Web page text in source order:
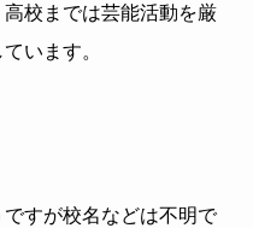
校までは芸能活動を厳
います。
すが校名などは不明で